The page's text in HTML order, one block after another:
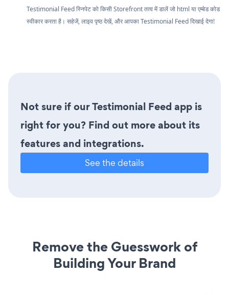
Testimonial Feed स्निपेट को किसी Storefront तत्व में डालें जो html या एम्बेड कोड
स्वीकार करता है। सहेजें, लाइव पृष्ठ देखें, और आपका Testimonial Feed दिखाई देगा!
Not sure if our Testimonial Feed app is
right for you? Find out more about its
features and integrations.
See the details
Remove the Guesswork of
Building Your Brand